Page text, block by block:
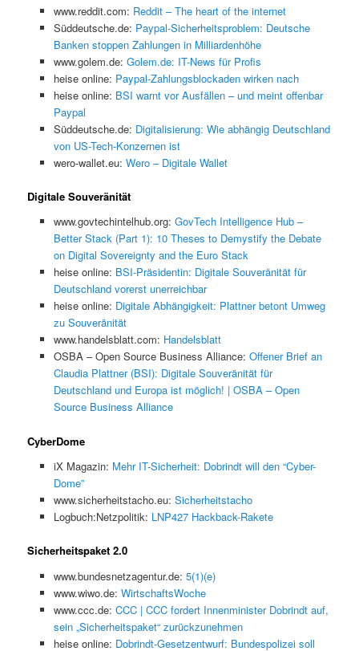
www.reddit.com: Reddit – The heart of the internet
Süddeutsche.de: Paypal-Sicherheitsproblem: Deutsche
Banken stoppen Zahlungen in Milliardenhöhe
www.golem.de: Golem.de: IT-News für Profis
heise online: Paypal-Zahlungsblockaden wirken nach
heise online: BSI warnt vor Ausfällen – und meint offenbar
Paypal
Süddeutsche.de: Digitalisierung: Wie abhängig Deutschland
von US-Tech-Konzernen ist
wero-wallet.eu: Wero – Digitale Wallet
Digitale Souveränität
www.govtechintelhub.org: GovTech Intelligence Hub –
Better Stack (Part 1): 10 Theses to Demystify the Debate
on Digital Sovereignty and the Euro Stack
heise online: BSI-Präsidentin: Digitale Souveränität für
Deutschland vorerst unerreichbar
heise online: Digitale Abhängigkeit: Plattner betont Umweg
zu Souveränität
www.handelsblatt.com: Handelsblatt
OSBA – Open Source Business Alliance: Offener Brief an
Claudia Plattner (BSI): Digitale Souveränität für
Deutschland und Europa ist möglich! | OSBA – Open
Source Business Alliance
CyberDome
iX Magazin: Mehr IT-Sicherheit: Dobrindt will den “Cyber-
Dome”
www.sicherheitstacho.eu: Sicherheitstacho
Logbuch:Netzpolitik: LNP427 Hackback-Rakete
Sicherheitspaket 2.0
www.bundesnetzagentur.de: 5(1)(e)
www.wiwo.de: WirtschaftsWoche
www.ccc.de: CCC | CCC fordert Innenminister Dobrindt auf,
sein „Sicherheitspaket“ zurückzunehmen
heise online: Dobrindt-Gesetzentwurf: Bundespolizei soll